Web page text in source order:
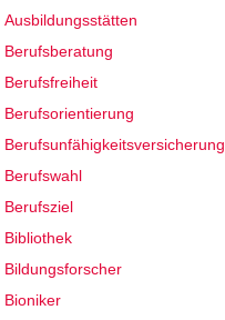
Ausbildungsstätten
Berufsberatung
Berufsfreiheit
Berufsorientierung
Berufsunfähigkeitsversicherung
Berufswahl
Berufsziel
Bibliothek
Bildungsforscher
Bioniker